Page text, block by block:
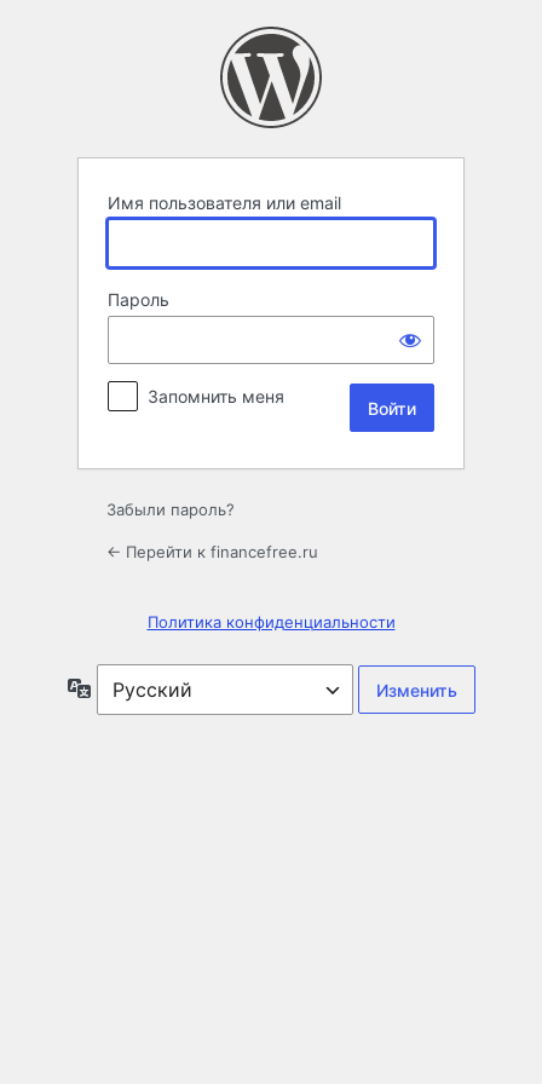
Имя пользователя или email
Пароль
Запомнить меня
Забыли пароль?
← Перейти к financefree.ru
Политика конфиденциальности
Язык